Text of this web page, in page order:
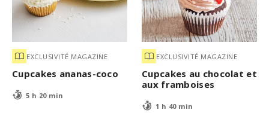
EXCLUSIVITÉ MAGAZINE
Cupcakes ananas-coco
5 h 20 min
EXCLUSIVITÉ MAGAZINE
Cupcakes au chocolat et
aux framboises
1 h 40 min